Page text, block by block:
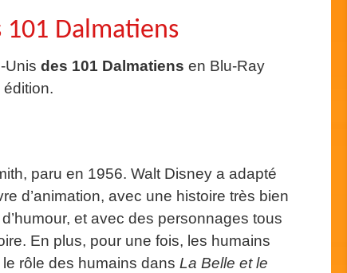
Dalmatiens
Unis des 101 Dalmatiens en Blu-Ray
paru en 1956. Walt Disney a adapté
d’animation, avec une histoire très bien
et avec des personnages tous
En plus, pour une fois, les humains
rôle des humains dans La Belle et le